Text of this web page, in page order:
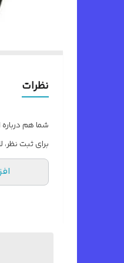
نظرات
شما هم
برای ثبت